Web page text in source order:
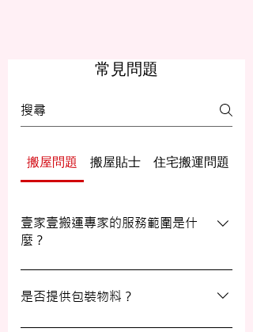
常見問題
搬屋問題 搬屋貼士 住宅搬運問題
壹家壹搬運專家的服務範圍是什
麼？
壹家壹搬運專家的服務覆蓋港九及新界，無
論是一般搬屋服務還是商務搬遷，我們都能
是否提供包裝物料？